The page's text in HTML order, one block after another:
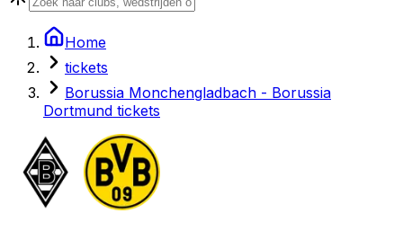
Home
tickets
Borussia Monchengladbach - Borussia
Dortmund tickets